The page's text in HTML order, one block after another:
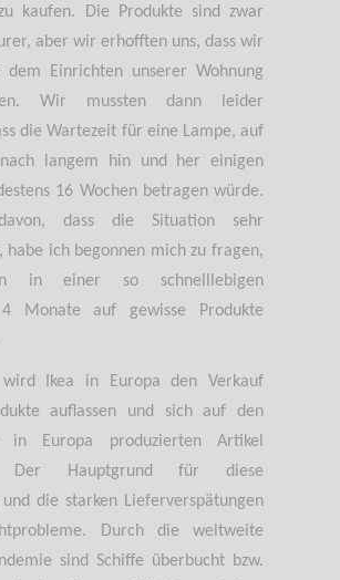
kaufen. Die Produkte sind zwar
aber wir erhofften uns, dass wir
Einrichten unserer Wohnung
Wir mussten dann leider
die Wartezeit für eine Lampe, auf
langem hin und her einigen
16 Wochen betragen würde.
dass die Situation sehr
habe ich begonnen mich zu fragen,
in einer so schnelllebigen
4 Monate auf gewisse Produkte
wird Ikea in Europa den Verkauf
auflassen und sich auf den
in Europa produzierten Artikel
Der Hauptgrund für diese
und die starken Lieferverspätungen
Durch die weltweite
sind Schiffe überbucht bzw.